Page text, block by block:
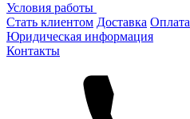
Условия работы
Стать клиентом Доставка Оплата
Юридическая информация
Контакты